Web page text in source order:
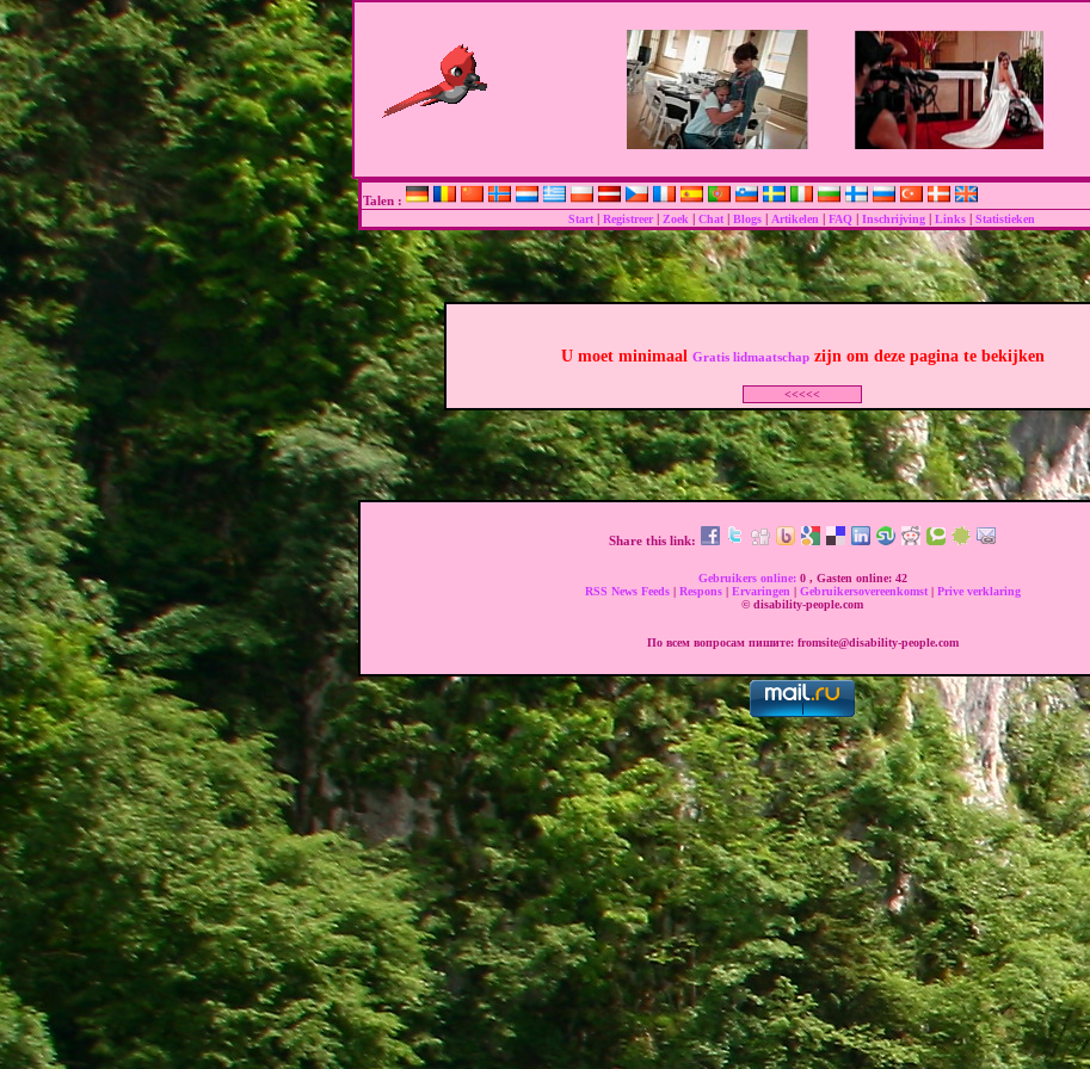
Talen :
Start | Registreer| Zoek | Chat | Blogs | Artikelen | FAQ | Inschrijving | Links | Statistieken
U moet minimaal Gratis lidmaatschapzijn om deze pagina te bekijken
Share this link:
Gebruikers online: 0 , Gasten online: 42
RSS News Feeds | Respons | Ervaringen | Gebruikersovereenkomst | Prive verklaring
© disability-people.com
По всем вопросам пишите: fromsite@disability-people.com